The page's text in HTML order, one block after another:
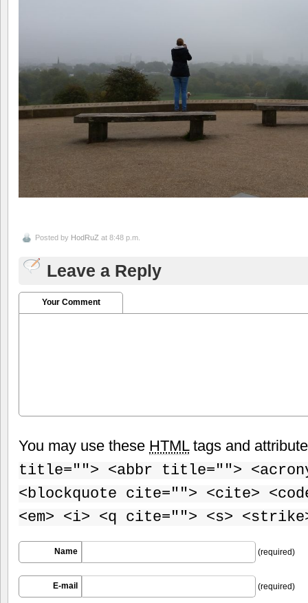
Posted by HodRuZ at 8:48 p.m.
Leave a Reply
Your Comment
You may use these HTMLtags and
title=""> <abbr title="">
<blockquote cite=""> <cite>
<em> <i> <q cite=""> <s>
Name (required)
E-mail (required)